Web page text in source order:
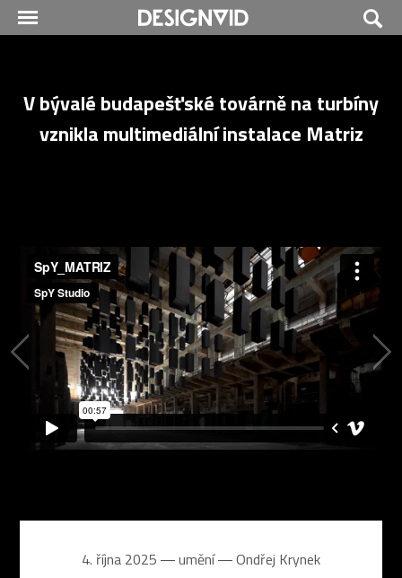
V bývalé budapešťské továrně na turbíny
vznikla multimediální instalace Matriz
4. října 2025 ― umění ―Ondřej Krynek